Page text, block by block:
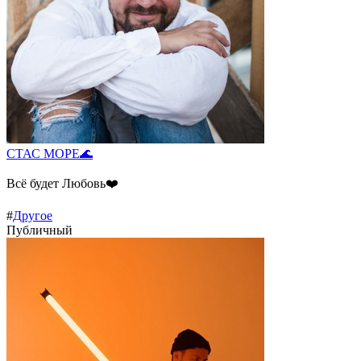
СТАС МОРЕ🌊
Всё будет Любовь❤️
#Другое
Публичный